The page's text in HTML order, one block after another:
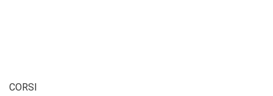
CORSI